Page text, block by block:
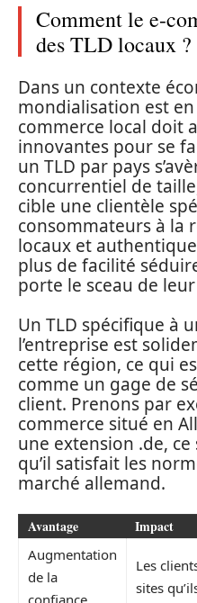
Comment le e-
des TLD locaux ?
Dans un contexte
mondialisation est
commerce local doit
innovantes pour se
un TLD par pays
concurrentiel de
cible une clientèle
consommateurs à la
locaux et
plus de facilité
porte le sceau de
Un TLD spécifique à
l’entreprise est
cette région, ce qui
comme un gage de
client. Prenons par
commerce situé en
une extension .de,
qu’il satisfait les
marché allemand.
Avantage Impact
Augmentation
de la
confiance
Les
sites